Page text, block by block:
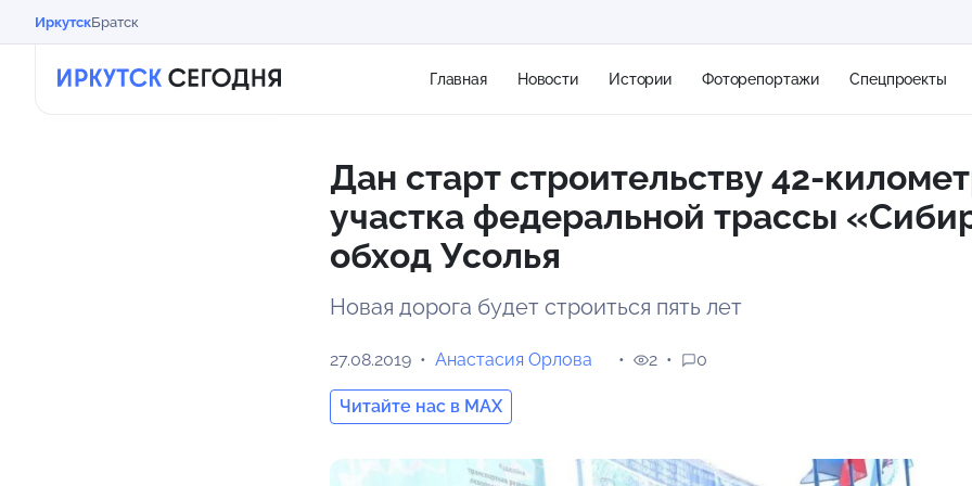
ИркутскБратск
Главная Новости Истории Фоторепортажи Спецпроекты
Дан старт строительству 42-
участка федеральной трассы
обход Усолья
Новая дорога будет строиться пять лет
27.08.2019 Анастасия Орлова
Читайте нас в MAX
2 0